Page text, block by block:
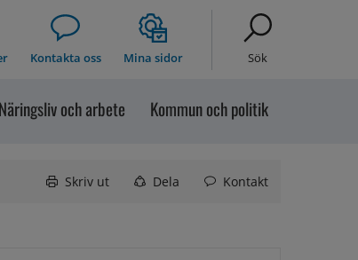
Kontakta oss Mina sidor Sök
Näringsliv och arbete Kommun och politik
Skriv ut Dela Kontakt